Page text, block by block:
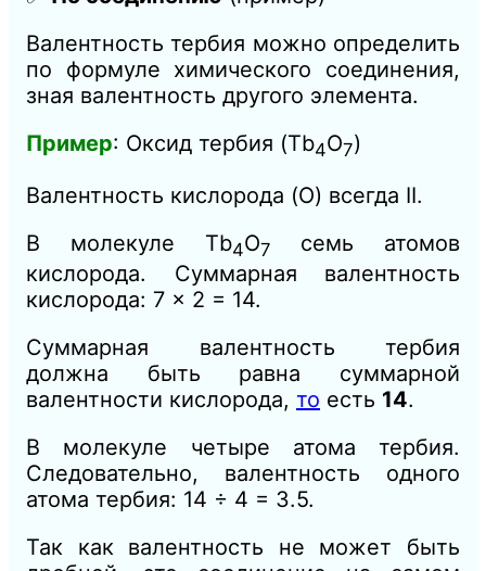
Валентность тербия можно определить
по формуле химического соединения,
зная валентность другого элемента.
Пример: Оксид тербия (Tb4​O7​)
Валентность кислорода (O) всегда II.
В молекуле Tb4​O7
​ семь атомов
кислорода. Суммарная валентность
кислорода: 7 × 2 = 14.
Суммарная валентность тербия
должна быть равна суммарной
валентности кислорода, то есть 14.
В молекуле четыре атома тербия.
Следовательно, валентность одного
атома тербия: 14 ÷ 4 = 3.5.
Так как валентность не может быть